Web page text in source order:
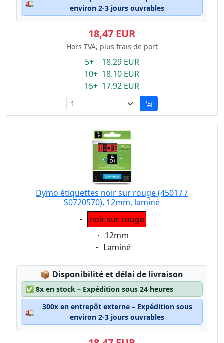
🚛
environ 2-3 jours ouvrables
18,47 EUR
Hors TVA, plus frais de port
5+ 18.29 EUR
10+ 18.10 EUR
15+ 17.92 EUR
Dymo étiquettes noir sur rouge (45017 /
S0720570), 12mm, laminé
Eigenschaft:
noir sur rouge
Eigenschaft:
12mm
Eigenschaft:
Laminé
📦 Lagerstatus:
Disponibilité et délai de livraison
✅ 8x en stock – Expédition sous 24 heures
🚛
300x en entrepôt externe – Expédition sous
environ 2-3 jours ouvrables